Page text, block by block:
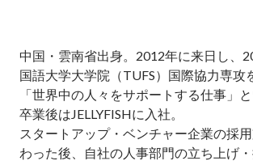
中国・雲南省出身。2012年に来日し、
国語大学大学院（TUFS）国際協力専攻
「世界中の人々をサポートする仕事」
卒業後はJELLYFISHに入社。
スタートアップ・ベンチャー企業の採
わった後、自社の人事部門の立ち上げ・